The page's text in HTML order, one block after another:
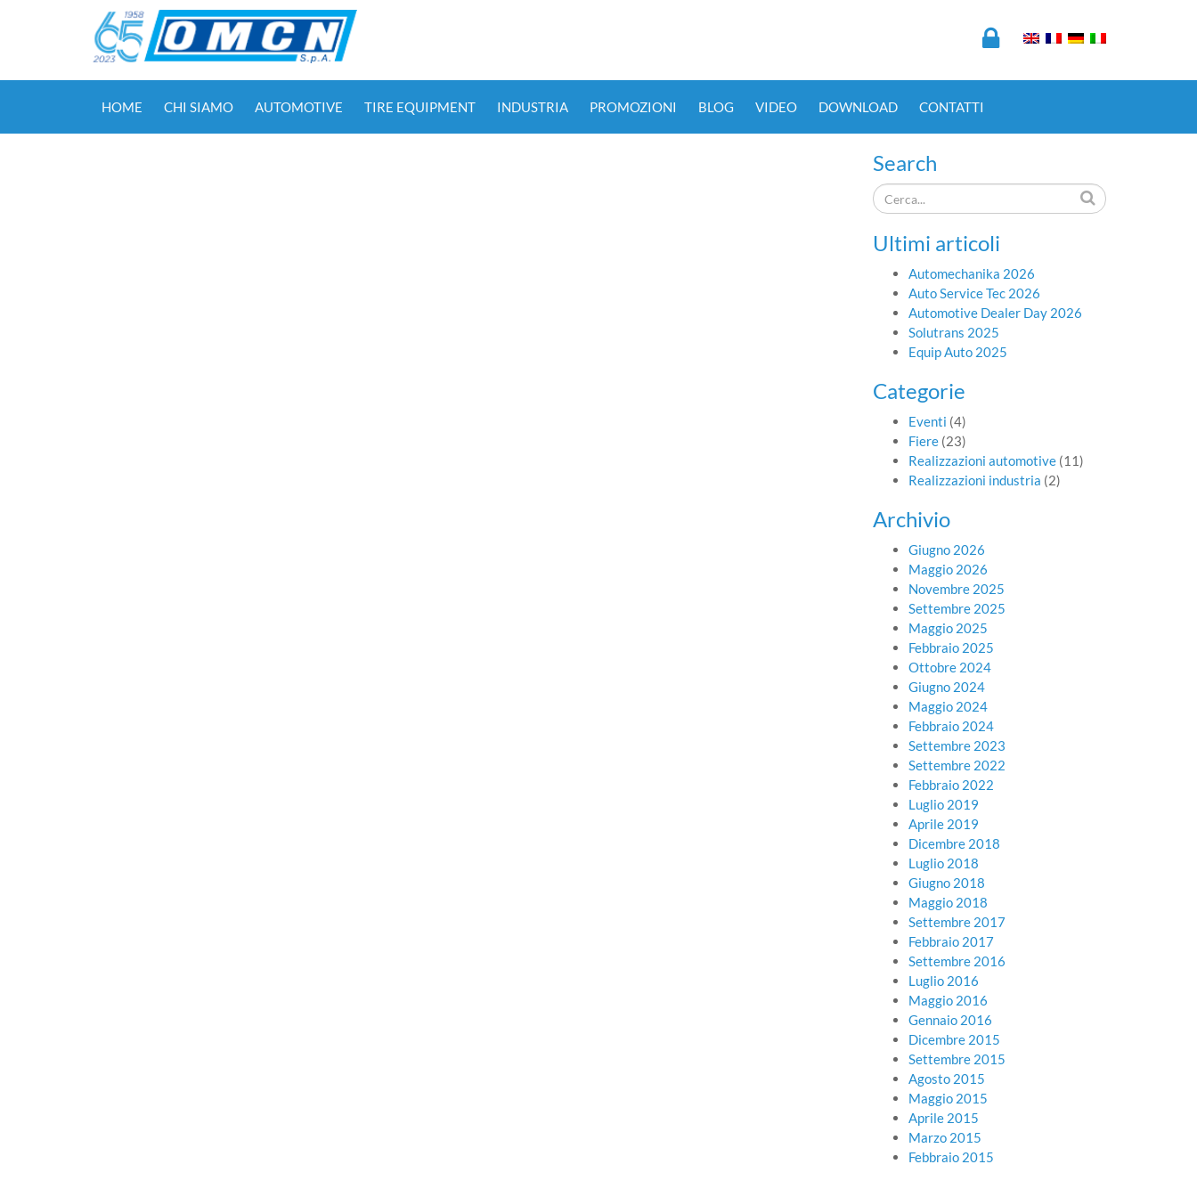
HOME CHI SIAMO AUTOMOTIVE TIRE EQUIPMENT INDUSTRIA PROMOZIONI BLOG VIDEO DOWNLOAD CONTATTI
Search
Ultimi articoli
Automechanika 2026
Auto Service Tec 2026
Automotive Dealer Day 2026
Solutrans 2025
Equip Auto 2025
Categorie
Eventi (4)
Fiere(23)
Realizzazioni automotive(11)
Realizzazioni industria (2)
Archivio
Giugno 2026
Maggio 2026
Novembre 2025
Settembre 2025
Maggio 2025
Febbraio 2025
Ottobre 2024
Giugno 2024
Maggio 2024
Febbraio 2024
Settembre 2023
Settembre 2022
Febbraio 2022
Luglio 2019
Aprile 2019
Dicembre 2018
Luglio 2018
Giugno 2018
Maggio 2018
Settembre 2017
Febbraio 2017
Settembre 2016
Luglio 2016
Maggio 2016
Gennaio 2016
Dicembre 2015
Settembre 2015
Agosto 2015
Maggio 2015
Aprile 2015
Marzo 2015
Febbraio 2015